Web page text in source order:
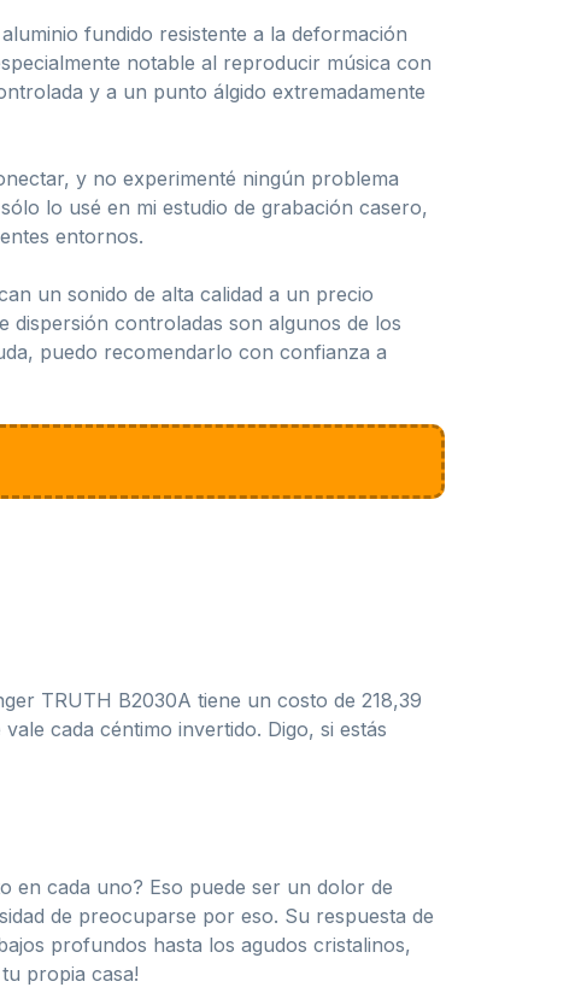
fundido resistente a la deformación
notable al reproducir música con
y a un punto álgido extremadamente
y no experimenté ningún problema
lo usé en mi estudio de grabación casero,
entornos.
un sonido de alta calidad a un precio
dispersión controladas son algunos de los
puedo recomendarlo con confianza a
TRUTH B2030A tiene un costo de 218,39
cada céntimo invertido. Digo, si estás
en cada uno? Eso puede ser un dolor de
de preocuparse por eso. Su respuesta de
profundos hasta los agudos cristalinos,
propia casa!